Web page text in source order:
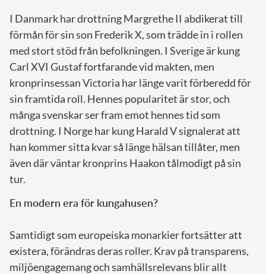
I Danmark har drottning Margrethe II abdikerat till
förmån för sin son Frederik X, som trädde in i rollen
med stort stöd från befolkningen. I Sverige är kung
Carl XVI Gustaf fortfarande vid makten, men
kronprinsessan Victoria har länge varit förberedd för
sin framtida roll. Hennes popularitet är stor, och
många svenskar ser fram emot hennes tid som
drottning. I Norge har kung Harald V signalerat att
han kommer sitta kvar så länge hälsan tillåter, men
även där väntar kronprins Haakon tålmodigt på sin
tur.
En modern era för kungahusen?
Samtidigt som europeiska monarkier fortsätter att
existera, förändras deras roller. Krav på transparens,
miljöengagemang och samhällsrelevans blir allt